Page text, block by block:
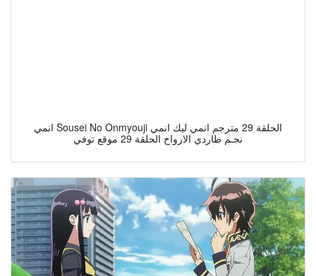
انمي Sousei No Onmyouji الحلقة 29 مترجم انمي ليك انمي
نجـم طاردي الارواح الحلقة 29 موقع توفي